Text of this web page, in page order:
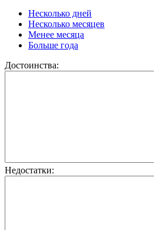
Несколько дней
Несколько месяцев
Менее месяца
Больше года
Достоинства:
Недостатки: